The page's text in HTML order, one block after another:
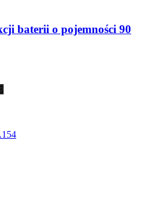
baterii o pojemności 90
154